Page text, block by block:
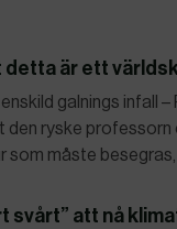
detta är ett
galnings infall
den ryske
måste besegras,
svårt” att nå